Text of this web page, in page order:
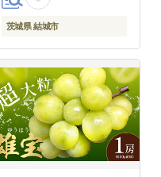
定》 會澤ぶどう・キウ
イフルーツ園 【配送不
yuki_aizw_11_1p---
茨城県 結城市